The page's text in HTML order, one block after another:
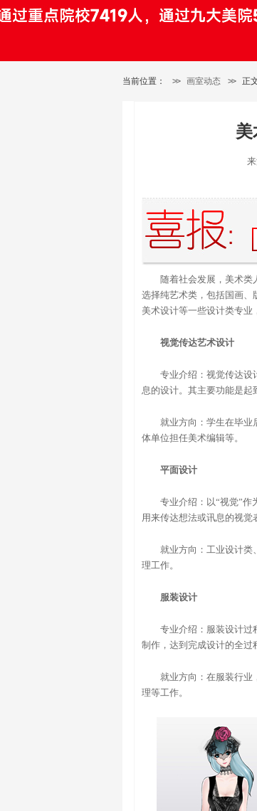
当前位置： >> 画室动态 >> 正
美
来
随着社会发展，美术类
选择纯艺术类，包括国画、
美术设计等一些设计类专业
视觉传达艺术设计
专业介绍：视觉传达
息的设计。其主要功能是起
就业方向：学生在毕业
体单位担任美术编辑等。
平面设计
专业介绍：以“视觉”作
用来传达想法或讯息的视觉
就业方向：工业设计类
理工作。
服装设计
专业介绍：服装设计过
制作，达到完成设计的全过
就业方向：在服装行业
理等工作。